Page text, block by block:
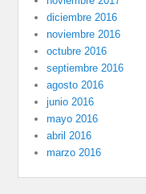
diciembre 2016
noviembre 2016
octubre 2016
septiembre 2016
agosto 2016
junio 2016
mayo 2016
abril 2016
marzo 2016